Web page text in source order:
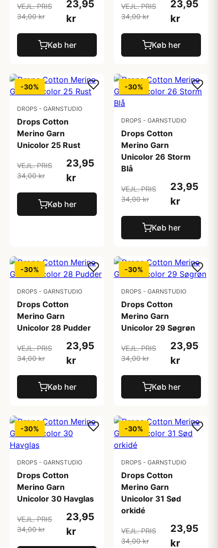
VEJL. PRIS
34,00 kr
23,95
kr
Køb her
VEJL. PRIS
34,00 kr
23,95
kr
Køb her
-30%
DROPS - GARNSTUDIO
Drops Cotton
Merino Garn
Unicolor 25 Rust
VEJL. PRIS
34,00 kr
23,95
kr
Køb her
-30%
DROPS - GARNSTUDIO
Drops Cotton
Merino Garn
Unicolor 26 Storm
Blå
VEJL. PRIS
34,00 kr
23,95
kr
Køb her
-30%
DROPS - GARNSTUDIO
Drops Cotton
Merino Garn
Unicolor 28 Pudder
VEJL. PRIS
34,00 kr
23,95
kr
Køb her
-30%
DROPS - GARNSTUDIO
Drops Cotton
Merino Garn
Unicolor 29 Søgrøn
VEJL. PRIS
34,00 kr
23,95
kr
Køb her
-30%
DROPS - GARNSTUDIO
Drops Cotton
Merino Garn
Unicolor 30 Havglas
VEJL. PRIS
34,00 kr
23,95
kr
-30%
DROPS - GARNSTUDIO
Drops Cotton
Merino Garn
Unicolor 31 Sød
orkidé
VEJL. PRIS
34,00 kr
23,95
kr